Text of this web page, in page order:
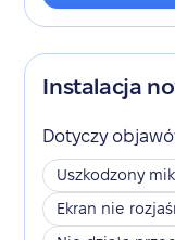
Instalacja
Dotyczy
Uszkodzony
Ekran nie